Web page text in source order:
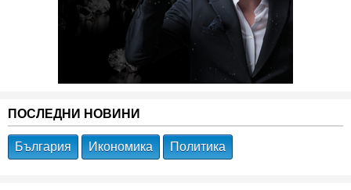
ПОСЛЕДНИ НОВИНИ
България Икономика Политика